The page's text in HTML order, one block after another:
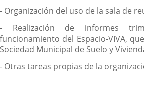
- Organización del uso de la sala de
- Realización de informes
funcionamiento del Espacio-VIVA,
Sociedad Municipal de Suelo y
- Otras tareas propias de la